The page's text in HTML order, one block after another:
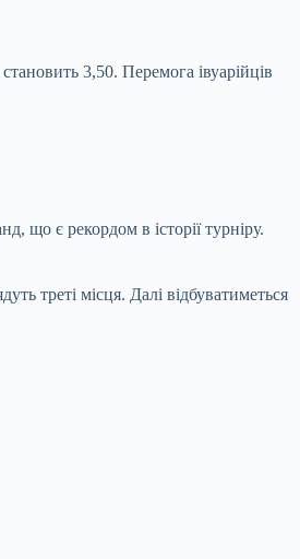
3,50. Перемога івуарійців
що є рекордом в історії турніру.
треті місця. Далі відбуватиметься